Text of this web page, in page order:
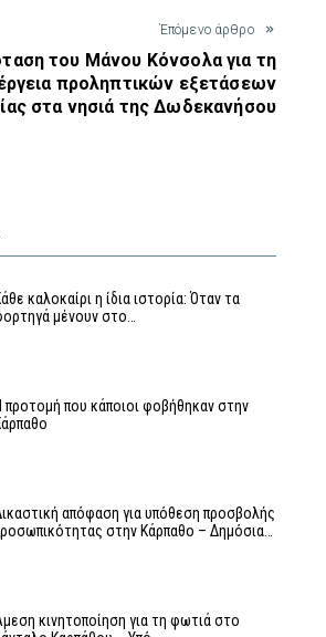
Έπόμενο άρθρο
του Μάνου Κόνσολα για τη
προληπτικών εξετάσεων
στα νησιά της Δωδεκανήσου
καλοκαίρι η ίδια ιστορία: Όταν τα
μένουν στο…
προτομή που κάποιοι φοβήθηκαν στην
απόφαση για υπόθεση προσβολής
στην Κάρπαθο – Δημόσια…
κινητοποίηση για τη φωτιά στο